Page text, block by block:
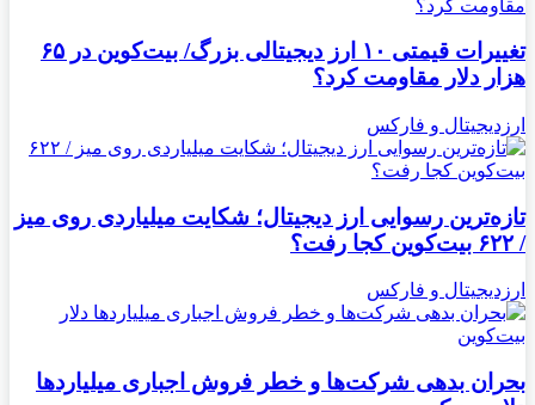
تغییرات قیمتی ۱۰ ارز دیجیتالی بزرگ/ بیت‌کوین در ۶۵
هزار دلار مقاومت کرد؟
ارزدیجیتال و فارکس
تازه‌ترین رسوایی ارز دیجیتال؛ شکایت میلیاردی روی میز
/ ۶۲۲ بیت‌کوین کجا رفت؟
ارزدیجیتال و فارکس
بحران بدهی شرکت‌ها و خطر فروش اجباری میلیاردها